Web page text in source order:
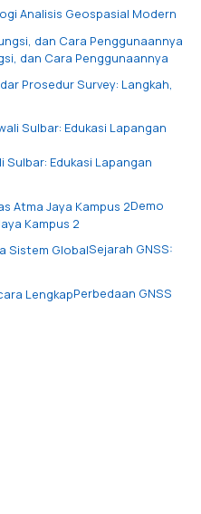
Analisis Geospasial Modern
dan Cara Penggunaannya
Prosedur Survey: Langkah,
Sulbar: Edukasi Lapangan
Demo
Kampus 2
Sejarah GNSS:
Perbedaan GNSS